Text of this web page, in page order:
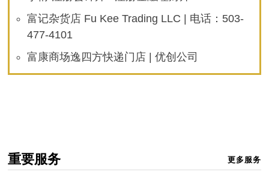
富记杂货店 Fu Kee Trading LLC | 电话：503-
477-4101
富康商场逸四方快递门店 | 优创公司
重要服务 更多服务